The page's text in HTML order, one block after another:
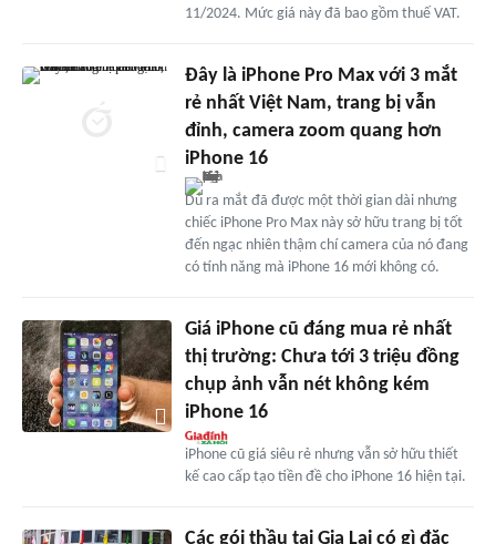
11/2024. Mức giá này đã bao gồm thuế VAT.
Đây là iPhone Pro Max với 3 mắt
rẻ nhất Việt Nam, trang bị vẫn
đỉnh, camera zoom quang hơn
iPhone 16
Dù ra mắt đã được một thời gian dài nhưng
chiếc iPhone Pro Max này sở hữu trang bị tốt
đến ngạc nhiên thậm chí camera của nó đang
có tính năng mà iPhone 16 mới không có.
Giá iPhone cũ đáng mua rẻ nhất
thị trường: Chưa tới 3 triệu đồng
chụp ảnh vẫn nét không kém
iPhone 16
iPhone cũ giá siêu rẻ nhưng vẫn sở hữu thiết
kế cao cấp tạo tiền đề cho iPhone 16 hiện tại.
Các gói thầu tại Gia Lai có gì đặc